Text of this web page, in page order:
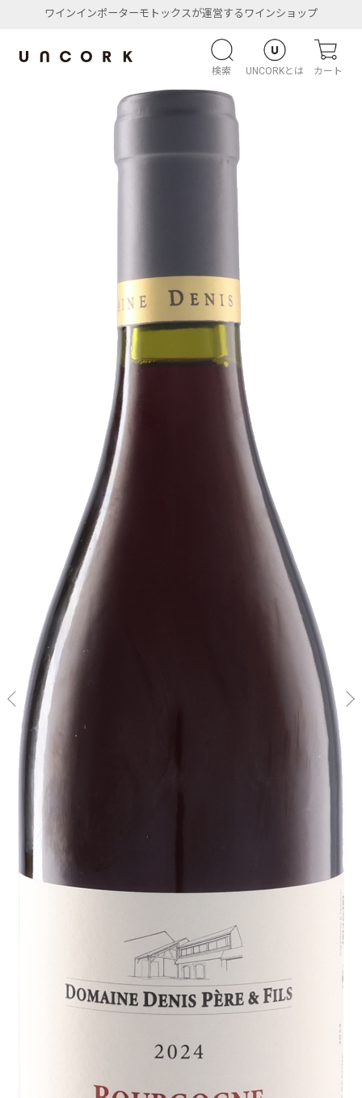
ワインインポーターモトックスが運営するワインショップ
検索 UNCORKとは カート